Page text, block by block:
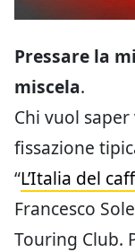
Pressare la
miscela.
Chi vuol
fissazione
“L’Italia del
Francesco
Touring Club.